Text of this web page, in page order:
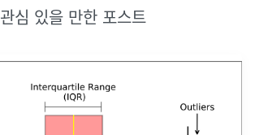
관심 있을 만한 포스트